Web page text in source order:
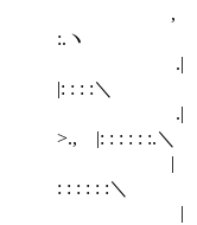
, .'ニﾆ
:.ヽ
.| iニニ
|: : : :＼
.| |ﾆiニ
>., |: : : : : :.＼
| ﾑ=|ニ
: : : : : :＼
| ./=ニ|ニ